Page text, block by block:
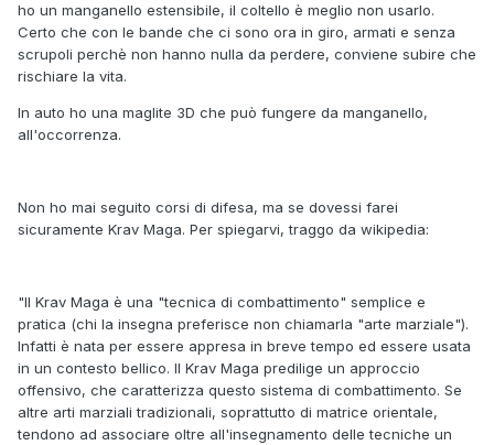
ho un manganello estensibile, il coltello è meglio non usarlo.
Certo che con le bande che ci sono ora in giro, armati e senza
scrupoli perchè non hanno nulla da perdere, conviene subire che
rischiare la vita.
In auto ho una maglite 3D che può fungere da manganello,
all'occorrenza.
Non ho mai seguito corsi di difesa, ma se dovessi farei
sicuramente Krav Maga. Per spiegarvi, traggo da wikipedia:
"Il Krav Maga è una "tecnica di combattimento" semplice e
pratica (chi la insegna preferisce non chiamarla "arte marziale").
Infatti è nata per essere appresa in breve tempo ed essere usata
in un contesto bellico. Il Krav Maga predilige un approccio
offensivo, che caratterizza questo sistema di combattimento. Se
altre arti marziali tradizionali, soprattutto di matrice orientale,
tendono ad associare oltre all'insegnamento delle tecniche un